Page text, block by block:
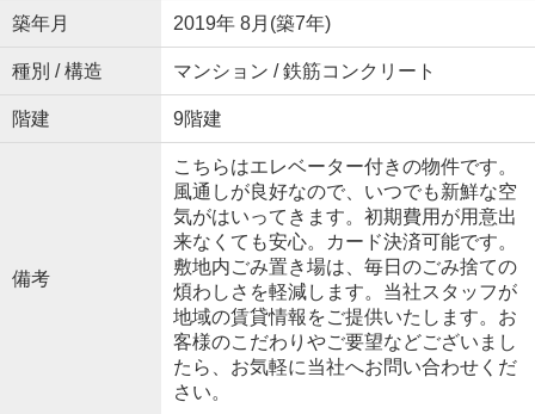
築年月 2019年 8月(築7年)
種別 / 構造 マンション / 鉄筋コンクリート
階建 9階建
備考
こちらはエレベーター付きの物件です。
風通しが良好なので、いつでも新鮮な空
気がはいってきます。初期費用が用意出
来なくても安心。カード決済可能です。
敷地内ごみ置き場は、毎日のごみ捨ての
煩わしさを軽減します。当社スタッフが
地域の賃貸情報をご提供いたします。お
客様のこだわりやご要望などございまし
たら、お気軽に当社へお問い合わせくだ
さい。